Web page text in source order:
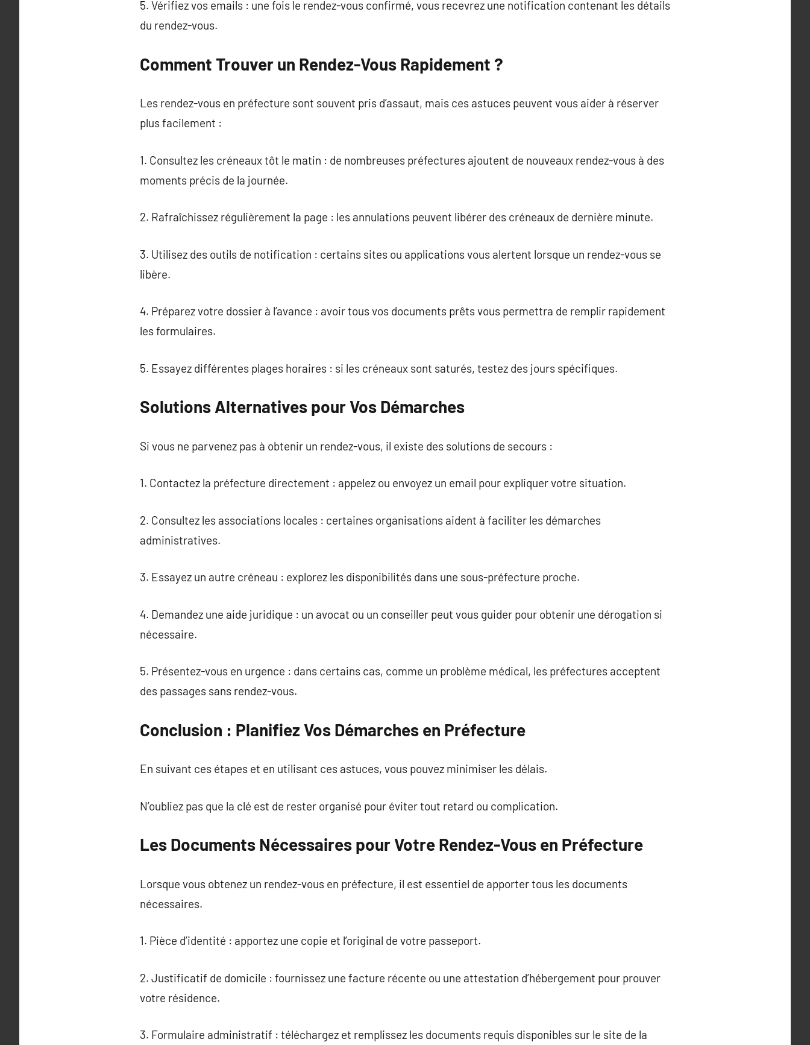
5. Vérifiez vos emails : une fois le rendez-vous confirmé, vous recevrez une notification contenant les détails
du rendez-vous.
Comment Trouver un Rendez-Vous Rapidement ?
Les rendez-vous en préfecture sont souvent pris d’assaut, mais ces astuces peuvent vous aider à réserver
plus facilement :
1. Consultez les créneaux tôt le matin : de nombreuses préfectures ajoutent de nouveaux rendez-vous à des
moments précis de la journée.
2. Rafraîchissez régulièrement la page : les annulations peuvent libérer des créneaux de dernière minute.
3. Utilisez des outils de notification : certains sites ou applications vous alertent lorsque un rendez-vous se
libère.
4. Préparez votre dossier à l’avance : avoir tous vos documents prêts vous permettra de remplir rapidement
les formulaires.
5. Essayez différentes plages horaires : si les créneaux sont saturés, testez des jours spécifiques.
Solutions Alternatives pour Vos Démarches
Si vous ne parvenez pas à obtenir un rendez-vous, il existe des solutions de secours :
1. Contactez la préfecture directement : appelez ou envoyez un email pour expliquer votre situation.
2. Consultez les associations locales : certaines organisations aident à faciliter les démarches
administratives.
3. Essayez un autre créneau : explorez les disponibilités dans une sous-préfecture proche.
4. Demandez une aide juridique : un avocat ou un conseiller peut vous guider pour obtenir une dérogation si
nécessaire.
5. Présentez-vous en urgence : dans certains cas, comme un problème médical, les préfectures acceptent
des passages sans rendez-vous.
Conclusion : Planifiez Vos Démarches en Préfecture
En suivant ces étapes et en utilisant ces astuces, vous pouvez minimiser les délais.
N’oubliez pas que la clé est de rester organisé pour éviter tout retard ou complication.
Les Documents Nécessaires pour Votre Rendez-Vous en Préfecture
Lorsque vous obtenez un rendez-vous en préfecture, il est essentiel de apporter tous les documents
nécessaires.
1. Pièce d’identité : apportez une copie et l’original de votre passeport.
2. Justificatif de domicile : fournissez une facture récente ou une attestation d’hébergement pour prouver
votre résidence.
3. Formulaire administratif : téléchargez et remplissez les documents requis disponibles sur le site de la